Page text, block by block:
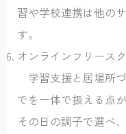
習や学校連携は他の
す。
オンラインフリース
学習支援と居場所
でを一体で扱える点
その日の調子で選べ